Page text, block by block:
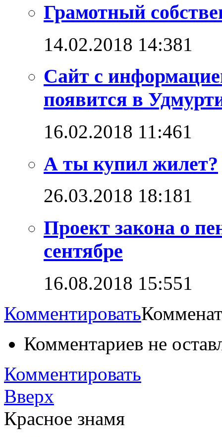
Грамотный
14.02.2018 14:381
Сайт с
появится в
16.02.2018 11:461
А ты купил жилет?
26.03.2018 18:181
Проект закона о
сентябре
16.08.2018 15:551
Комментировать
Комментариев не
Комментировать
Вверх
Красное знамя